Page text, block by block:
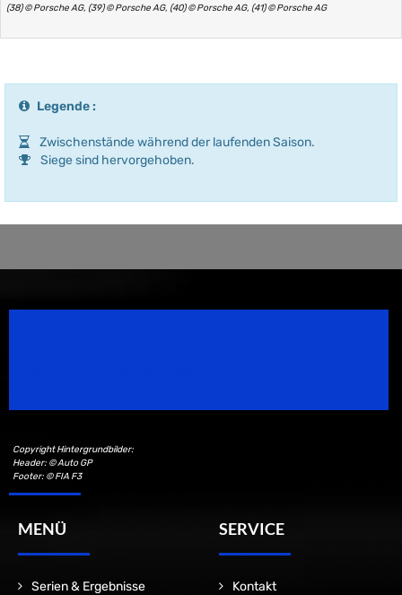
(38) © Porsche AG, (39) © Porsche AG, (40) © Porsche AG, (41) © Porsche AG
Legende :
Zwischenstände während der laufenden Saison.
Siege sind hervorgehoben.
Copyright Hintergrundbilder:
Header: © Auto GP
Footer: © FIA F3
MENÜ
Serien & Ergebnisse
SERVICE
Kontakt